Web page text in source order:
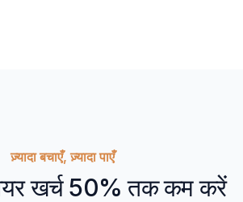
ज़्यादा बचाएँ, ज़्यादा पाएँ
खर्च 50% तक कम करें